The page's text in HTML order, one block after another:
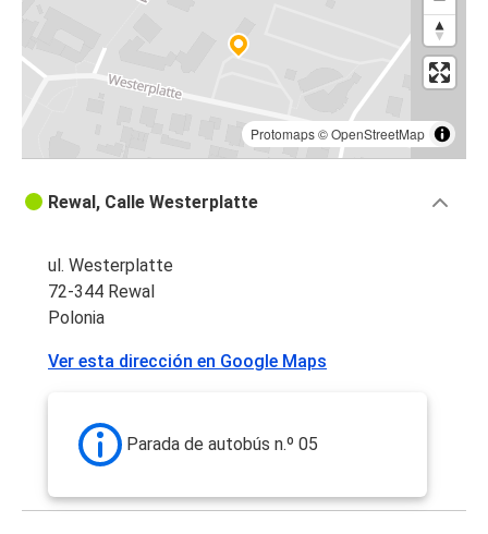
Protomaps©OpenStreetMap
Rewal, Calle Westerplatte
ul. Westerplatte
72-344 Rewal
Polonia
Ver esta dirección en Google Maps
Parada de autobús n.º 05